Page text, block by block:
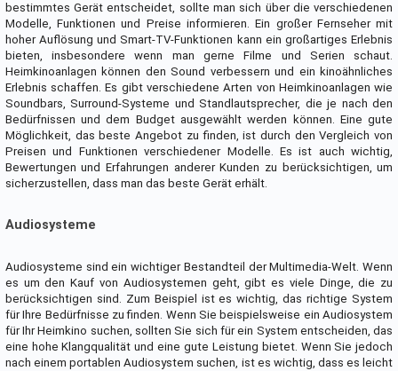
bestimmtes Gerät entscheidet, sollte man sich über die verschiedenen
Modelle, Funktionen und Preise informieren. Ein großer Fernseher mit
hoher Auflösung und Smart-TV-Funktionen kann ein großartiges Erlebnis
bieten, insbesondere wenn man gerne Filme und Serien schaut.
Heimkinoanlagen können den Sound verbessern und ein kinoähnliches
Erlebnis schaffen. Es gibt verschiedene Arten von Heimkinoanlagen wie
Soundbars, Surround-Systeme und Standlautsprecher, die je nach den
Bedürfnissen und dem Budget ausgewählt werden können. Eine gute
Möglichkeit, das beste Angebot zu finden, ist durch den Vergleich von
Preisen und Funktionen verschiedener Modelle. Es ist auch wichtig,
Bewertungen und Erfahrungen anderer Kunden zu berücksichtigen, um
sicherzustellen, dass man das beste Gerät erhält.
Audiosysteme
Audiosysteme sind ein wichtiger Bestandteil der Multimedia-Welt. Wenn
es um den Kauf von Audiosystemen geht, gibt es viele Dinge, die zu
berücksichtigen sind. Zum Beispiel ist es wichtig, das richtige System
für Ihre Bedürfnisse zu finden. Wenn Sie beispielsweise ein Audiosystem
für Ihr Heimkino suchen, sollten Sie sich für ein System entscheiden, das
eine hohe Klangqualität und eine gute Leistung bietet. Wenn Sie jedoch
nach einem portablen Audiosystem suchen, ist es wichtig, dass es leicht